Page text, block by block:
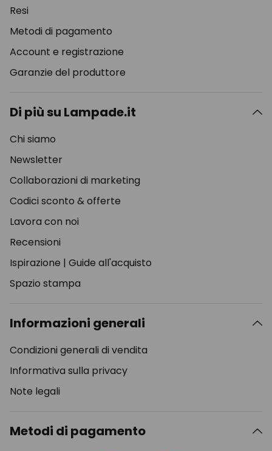
Resi
Metodi di pagamento
Account e registrazione
Garanzie del produttore
Di più su Lampade.it
Chi siamo
Newsletter
Collaborazioni di marketing
Codici sconto & offerte
Lavora con noi
Recensioni
Ispirazione | Guide all'acquisto
Spazio stampa
Informazioni generali
Condizioni generali di vendita
Informativa sulla privacy
Note legali
Metodi di pagamento